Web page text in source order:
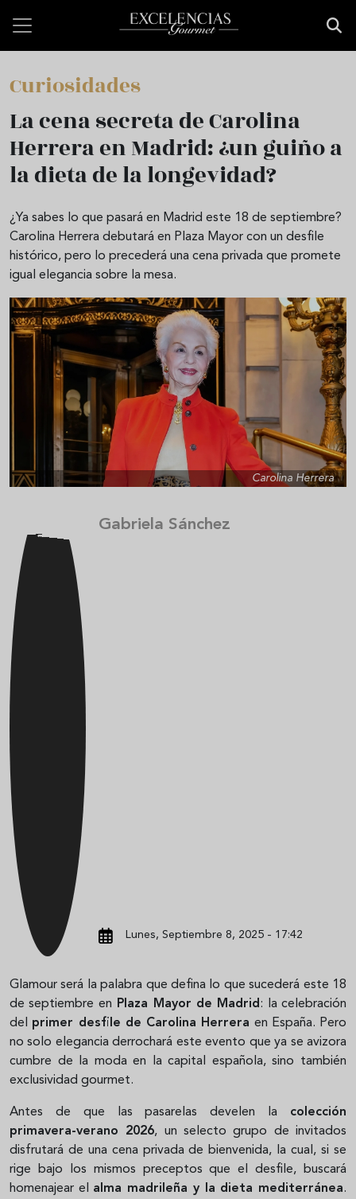
Curiosidades
La cena secreta de Carolina
Herrera en Madrid: ¿un guiño a
la dieta de la longevidad?
¿Ya sabes lo que pasará en Madrid este 18 de septiembre?
Carolina Herrera debutará en Plaza Mayor con un desfile
histórico, pero lo precederá una cena privada que promete
igual elegancia sobre la mesa.
Carolina Herrera
Gabriela Sánchez
Lunes, Septiembre 8, 2025 - 17:42
Glamour será la palabra que defina lo que sucederá este 18
de septiembre en Plaza Mayor de Madrid: la celebración
del primer desfile de Carolina Herrera en España. Pero
no solo elegancia derrochará este evento que ya se avizora
cumbre de la moda en la capital española, sino también
exclusividad gourmet.
Antes de que las pasarelas develen la colección
primavera-verano 2026, un selecto grupo de invitados
disfrutará de una cena privada de bienvenida, la cual, si se
rige bajo los mismos preceptos que el desfile, buscará
homenajear el alma madrileña y la dieta mediterránea.